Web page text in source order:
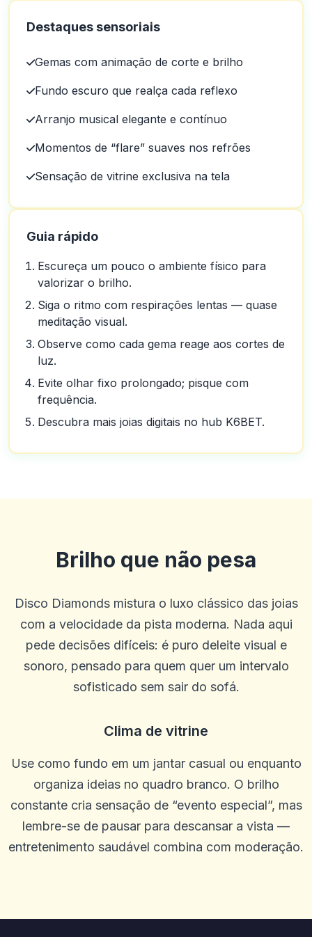
Destaques sensoriais
Gemas com animação de corte e brilho
Fundo escuro que realça cada reflexo
Arranjo musical elegante e contínuo
Momentos de “flare” suaves nos refrões
Sensação de vitrine exclusiva na tela
Guia rápido
Escureça um pouco o ambiente físico para
valorizar o brilho.
Siga o ritmo com respirações lentas — quase
meditação visual.
Observe como cada gema reage aos cortes de
luz.
Evite olhar fixo prolongado; pisque com
frequência.
Descubra mais joias digitais no hub K6BET.
Brilho que não pesa
Disco Diamonds mistura o luxo clássico das joias
com a velocidade da pista moderna. Nada aqui
pede decisões difíceis: é puro deleite visual e
sonoro, pensado para quem quer um intervalo
sofisticado sem sair do sofá.
Clima de vitrine
Use como fundo em um jantar casual ou enquanto
organiza ideias no quadro branco. O brilho
constante cria sensação de “evento especial”, mas
lembre-se de pausar para descansar a vista —
entretenimento saudável combina com moderação.
P
Pierre Smith
A grande experiência com atendimento ao cliente para qualquer
Ótimo atendimento ao cliente ajudando com depósito criptográfico
2025-10-03 11:10:46
J
Juano Alfa
2025-10-01 07:09:58
Kohen Kase